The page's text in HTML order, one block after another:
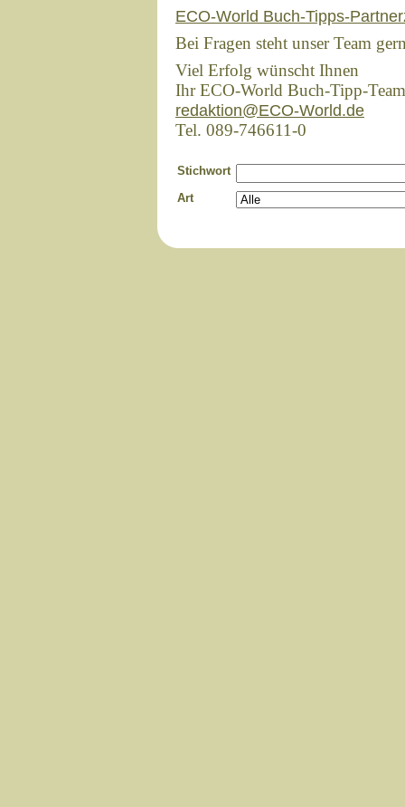
ECO-World Buch-Tipps-
Bei Fragen steht unser Team
Viel Erfolg wünscht Ihnen
Ihr ECO-World Buch-Tipp-Team
redaktion@ECO-World.de
Tel. 089-746611-0
Stichwort
Art